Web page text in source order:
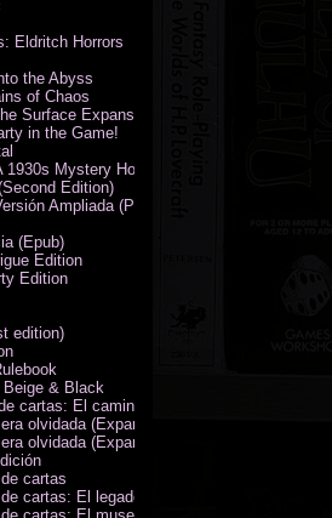
Eldritch Horrors
the Abyss
of Chaos
Surface Expansion
in the Game!
Mystery Horror Adventure RPG
Edition)
Ampliada (PDF)
(Epub)
Edition
Edition
edition)
& Black
cartas: El camino a Carcosa - Exp.
olvidada (Expansión de campaña)
olvidada (Expansión de investigadores)
cartas
cartas: El legado de Dunwich expansión